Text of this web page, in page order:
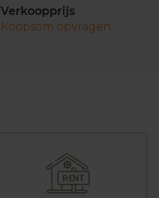
Verkoopprijs
Koopsom opvragen